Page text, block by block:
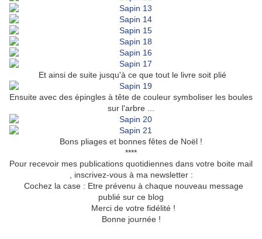
Et ainsi de suite jusqu'à ce que tout le livre soit plié
Ensuite avec des épingles à tête de couleur symboliser les boules
sur l'arbre ...
Bons pliages et bonnes fêtes de Noël !
****
Pour recevoir mes publications quotidiennes dans votre boite mail
, inscrivez-vous à ma newsletter :
Cochez la case : Etre prévenu à chaque nouveau message
publié sur ce blog
Merci de votre fidélité !
Bonne journée !